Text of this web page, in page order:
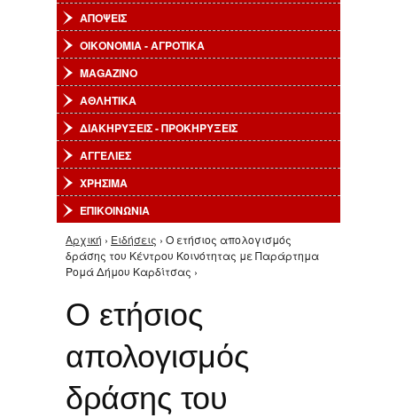
ΑΠΟΨΕΙΣ
ΟΙΚΟΝΟΜΙΑ - ΑΓΡΟΤΙΚΑ
MAGAZINO
ΑΘΛΗΤΙΚΑ
ΔΙΑΚΗΡΥΞΕΙΣ - ΠΡΟΚΗΡΥΞΕΙΣ
ΑΓΓΕΛΙΕΣ
ΧΡΗΣΙΜΑ
ΕΠΙΚΟΙΝΩΝΙΑ
Είστε εδώ
Αρχική › Ειδήσεις › Ο ετήσιος απολογισμός
δράσης του Κέντρου Κοινότητας με Παράρτημα
Ρομά Δήμου Καρδίτσας ›
Ο ετήσιος
απολογισμός
δράσης του